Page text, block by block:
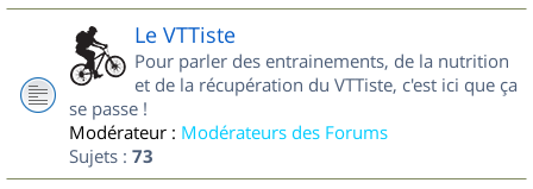
Le VTTiste
Pour parler des entrainements, de la nutrition
et de la récupération du VTTiste, c'est ici que ça
se passe !
Modérateur : Modérateurs des Forums
Sujets : 73